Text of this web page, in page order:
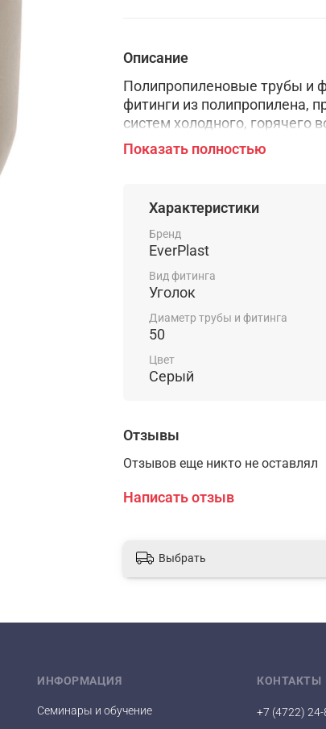
Описание
Полипропиленовые трубы и
фитинги из полипропилена,
систем холодного, горячего
применяются в
жидкости и газы не
Показать полностью
Характеристики
Бренд
EverPlast
Вид фитинга
Уголок
Диаметр трубы и фитинга
50
Цвет
Серый
Отзывы
Отзывов еще никто не оставлял
Написать отзыв
Выбрать
ИНФОРМАЦИЯ
Семинары и обучение
КОНТАКТЫ
+7 (4722) 24-